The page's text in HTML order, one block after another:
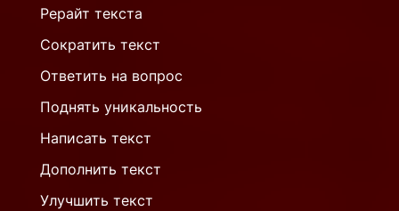
Рерайт текста
Сократить текст
Ответить на вопрос
Поднять уникальность
Написать текст
Дополнить текст
Улучшить текст